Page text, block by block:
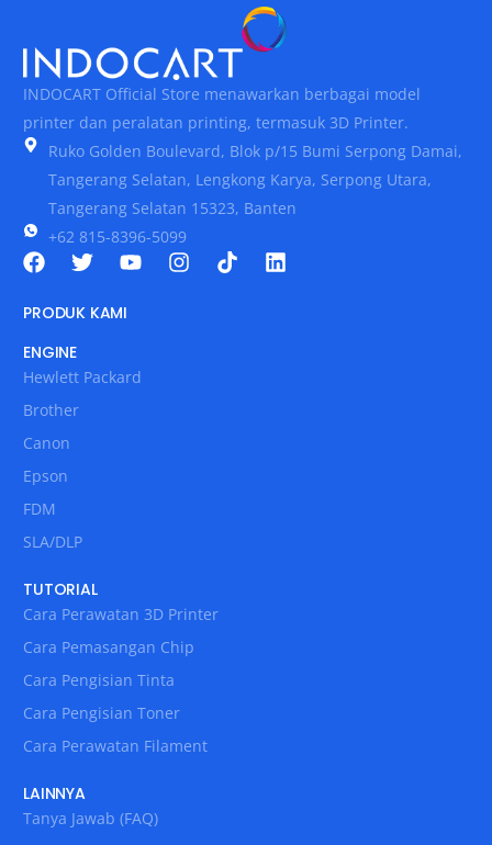
INDOCART Official Store menawarkan berbagai model
printer dan peralatan printing, termasuk 3D Printer.
Ruko Golden Boulevard, Blok p/15 Bumi Serpong Damai,
Tangerang Selatan, Lengkong Karya, Serpong Utara,
Tangerang Selatan 15323, Banten
+62 815-8396-5099
PRODUK KAMI
ENGINE
Hewlett Packard
Brother
Canon
Epson
FDM
SLA/DLP
TUTORIAL
Cara Perawatan 3D Printer
Cara Pemasangan Chip
Cara Pengisian Tinta
Cara Pengisian Toner
Cara Perawatan Filament
LAINNYA
Tanya Jawab (FAQ)